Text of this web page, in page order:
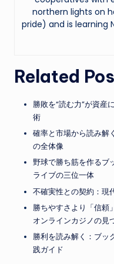
northern lights on
pride) and is learning
Related
勝敗を“読む力”が資
術
確率と市場から読み解
の全体像
野球で勝ち筋を作るブ
ライブの三位一体
不確実性との契約：現
勝ちやすさより「信頼
オンラインカジノの見
勝利を読み解く：ブッ
践ガイド